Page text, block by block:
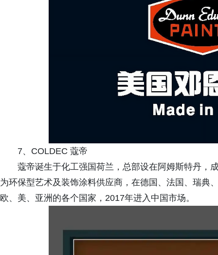
7、COLDEC 蔻帝
蔻帝诞生于化工强国荷兰，总部设在阿姆斯特丹，
为环保型艺术及装饰涂料供应商，在德国、法国、瑞典
欧、美、亚洲的各个国家，2017年进入中国市场。